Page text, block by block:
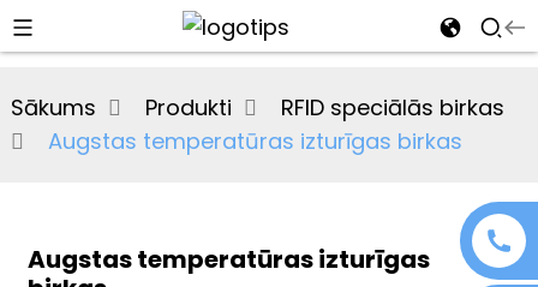
Sākums Produkti
RFID speciālās birkas
Augstas temperatūras izturīgas birkas
Augstas temperatūras izturīgas